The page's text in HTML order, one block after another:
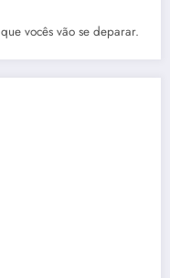
que vocês vão se deparar.